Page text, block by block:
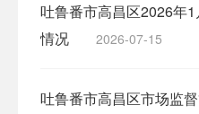
吐鲁番市高昌区2026年
情况
2026-07-15
吐鲁番市高昌区市场监